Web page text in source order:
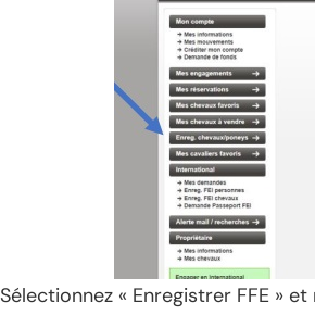
Sélectionnez « Enregistrer FFE »